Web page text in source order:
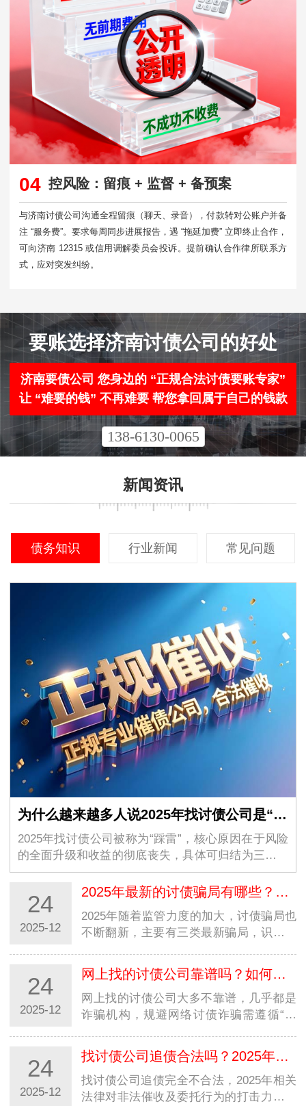
04 控风险：留痕 + 监督 + 备预案
与济南讨债公司沟通全程留痕（聊天、录音），付款转对公账户并备
注 “服务费”。要求每周同步进展报告，遇 “拖延加费” 立即终止合作，
可向济南 12315 或信用调解委员会投诉。提前确认合作律所联系方
式，应对突发纠纷。​
要账选择济南讨债公司的好处
济南要债公司 您身边的 “正规合法讨债要账专家”
让 “难要的钱” 不再难要 帮您拿回属于自己的钱款
138-6130-0065
新闻资讯
债务知识 行业新闻 常见问题
为什么越来越多人说2025年找讨债公司是“踩雷”？
2025年找讨债公司被称为“踩雷”，核心原因在于风险
的全面升级和收益的彻底丧失，具体可归结为三点。
一是监管风险加码，全国性专项行动精准打击非法催
收，讨债公司及委托方均成为重点查处对象，以往“…
24
2025-12
2025年最新的讨债骗局有哪些？如何识别？
2025年随着监管力度的加大，讨债骗局也
不断翻新，主要有三类最新骗局，识别时
司/律师事务所”骗局，不法分子注册“XX法
务咨询有限公司”“XX律师事务所分所”等…
24
2025-12
网上找的讨债公司靠谱吗？如何规避网络讨债诈骗？
网上找的讨债公司大多不靠谱，几乎都是
诈骗机构，规避网络讨债诈骗需遵循“三
质，通过国家企业信用信息公示系统查询
公司注册信息，无营业执照、经营范围与
讨债…
24
2025-12
找讨债公司追债合法吗？2025年法律有哪些新规定？
找讨债公司追债完全不合法，2025年相关
法律对非法催收及委托行为的打击力度进